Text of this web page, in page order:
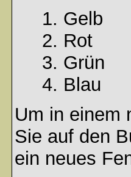
Gelb
Rot
Grün
Blau
Um in einem
Sie auf den
ein neues